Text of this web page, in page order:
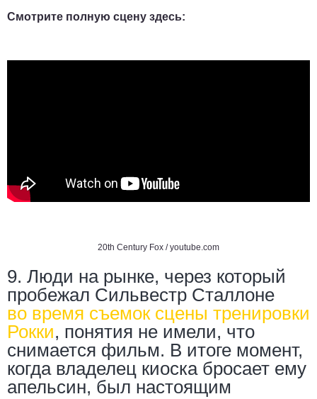
Смотрите полную сцену здесь:
20th Century Fox /youtube.com
9. Люди на рынке, через который
пробежал Сильвестр Сталлоне
во время съемок сцены тренировки
Рокки, понятия не имели, что
снимается фильм. В итоге момент,
когда владелец киоска бросает ему
апельсин, был настоящим